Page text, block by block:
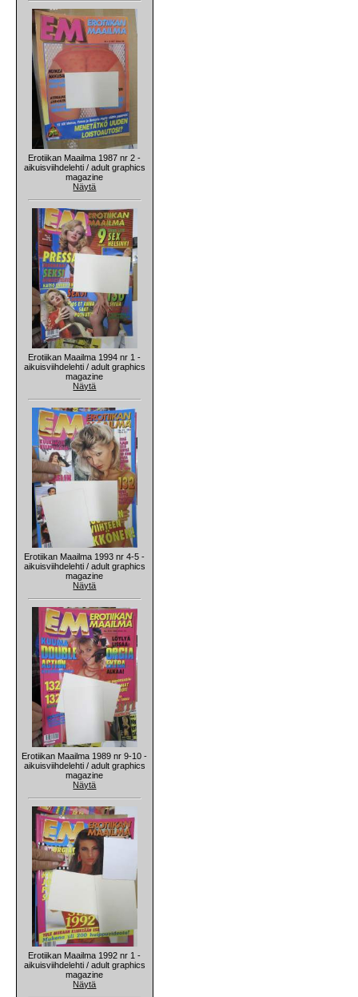
Erotiikan Maailma 1987 nr 2 -
aikuisviihdelehti / adult graphics
magazine
Näytä
Erotiikan Maailma 1994 nr 1 -
aikuisviihdelehti / adult graphics
magazine
Näytä
Erotiikan Maailma 1993 nr 4-5 -
aikuisviihdelehti / adult graphics
magazine
Näytä
Erotiikan Maailma 1989 nr 9-10 -
aikuisviihdelehti / adult graphics
magazine
Näytä
Erotiikan Maailma 1992 nr 1 -
aikuisviihdelehti / adult graphics
magazine
Näytä